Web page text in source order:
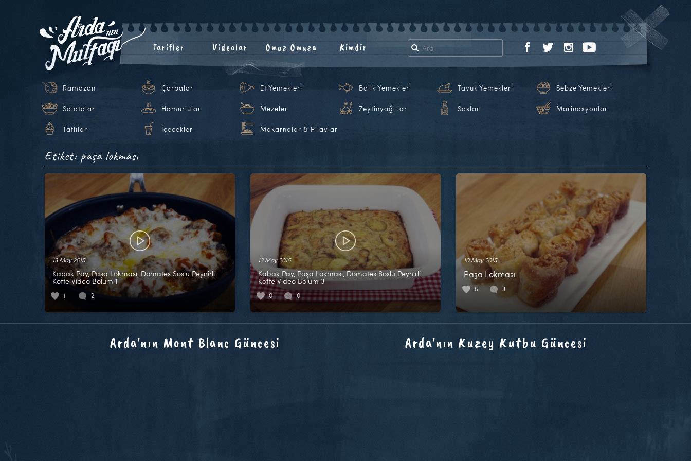
Tarifler Videolar Omuz Omuza Kimdir
Ramazan Çorbalar Et Yemekleri Balık Yemekleri Tavuk Yemekleri Sebze Yemekleri
Salatalar Hamurlular Mezeler Zeytinyağlılar Soslar Marinasyonlar
Tatlılar İçecekler Makarnalar & Pilavlar
Etiket: paşa lokması
13 May 2015
Kabak Pay, Paşa Lokması, Domates Soslu Peynirli
Köfte Video Bölüm 1
1 2
13 May 2015
Kabak Pay, Paşa Lokması, Domates Soslu Peynirli
Köfte Video Bölüm 3
0 0
10 May 2015
Paşa Lokması
5 3
Arda'nın Mont Blanc Güncesi Arda'nın Kuzey Kutbu Güncesi